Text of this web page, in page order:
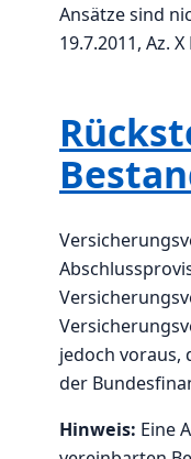
Ansätze sind
19.7.2011, Az. X
jedoch voraus,
der
Hinweis: Eine